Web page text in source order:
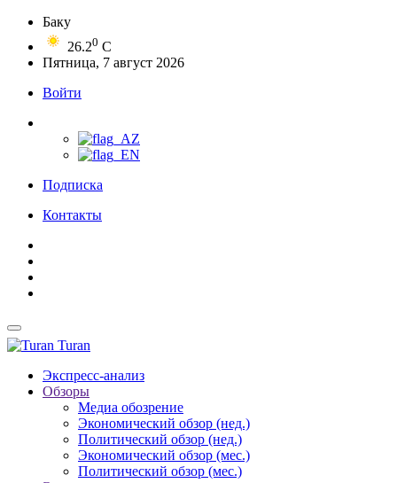
Баку
26.20 C
Пятница, 7 август 2026
Войти
Подписка
Контакты
Turan
Экспресс-анализ
Обзоры
Медиа обозрение
Экономический обзор (нед.)
Политический обзор (нед.)
Экономический обзор (мес.)
Политический обзор (мес.)